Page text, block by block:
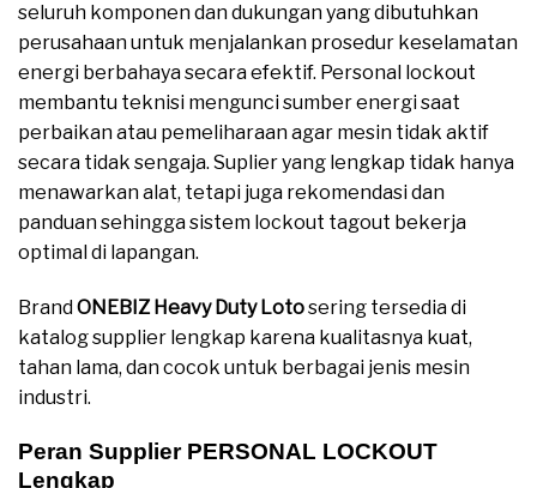
seluruh komponen dan dukungan yang dibutuhkan
perusahaan untuk menjalankan prosedur keselamatan
energi berbahaya secara efektif. Personal lockout
membantu teknisi mengunci sumber energi saat
perbaikan atau pemeliharaan agar mesin tidak aktif
secara tidak sengaja. Suplier yang lengkap tidak hanya
menawarkan alat, tetapi juga rekomendasi dan
panduan sehingga sistem lockout tagout bekerja
optimal di lapangan.
Brand ONEBIZ Heavy Duty Lotosering tersedia di
katalog supplier lengkap karena kualitasnya kuat,
tahan lama, dan cocok untuk berbagai jenis mesin
industri.
Peran Supplier PERSONAL LOCKOUT
Lengkap